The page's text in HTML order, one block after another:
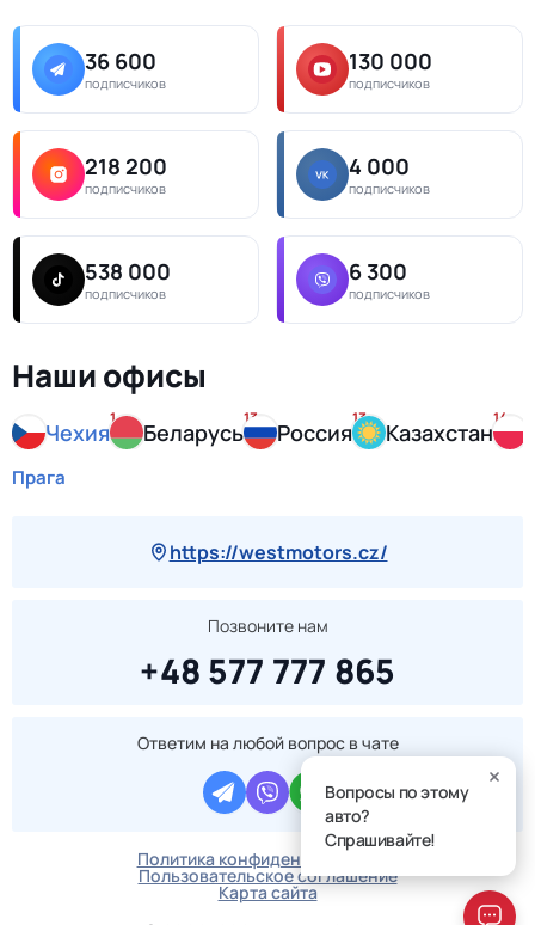
36 600
подписчиков
130 000
подписчиков
218 200
подписчиков
4 000
подписчиков
538 000
подписчиков
6 300
подписчиков
Наши офисы
Чехия
1
Беларусь
13
Россия
13
Казахстан
14
Прага
https://westmotors.cz/
Позвоните нам
+48 577 777 865
Ответим на любой вопрос в чате
Политика конфиденциальности
Пользовательское соглашение
Карта сайта
Вопросы по этому
авто?
Спрашивайте!